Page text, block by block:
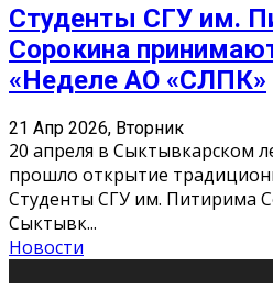
Студенты СГУ им.
Сорокина
«Неделе АО «СЛПК»
21 Апр 2026, Вторник
20 апреля в Сыктывкарском
прошло открытие
Студенты СГУ им. Питирима
Сыктывк...
Новости